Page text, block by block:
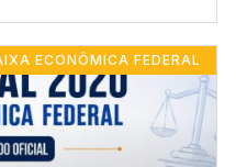
ECONÔMICA FEDERAL